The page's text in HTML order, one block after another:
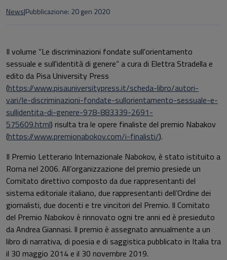
News|Pubblicazione: 20 gen 2020
Il volume “Le discriminazioni fondate sull'orientamento
sessuale e sull'identità di genere” a cura di Elettra Stradella e
edito da Pisa University Press
(https://www.pisauniversitypress.it/scheda-libro/autori-
vari/le-discriminazioni-fondate-sullorientamento-sessuale-e-
sullidentita-di-genere-978-883339-2691-
575609.html) risulta tra le opere finaliste del premio Nabakov
(https://www.premionabokov.com/i-finalisti/).
Il Premio Letterario Internazionale Nabokov, è stato istituito a
Roma nel 2006. All’organizzazione del premio presiede un
Comitato direttivo composto da due rappresentanti del
sistema editoriale italiano, due rappresentanti dell’Ordine dei
giornalisti, due docenti e tre vincitori del Premio. Il Comitato
del Premio Nabokov è rinnovato ogni tre anni ed è presieduto
da Andrea Giannasi. Il premio è assegnato annualmente a un
libro di narrativa, di poesia e di saggistica pubblicato in Italia tra
il 30 maggio 2014 e il 30 novembre 2019.